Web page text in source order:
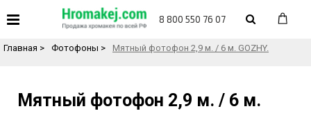
8 800 550 76 07
Назад в каталог товаров
Главная > Фотофоны > Мятный фотофон 2,9 м. / 6 м. GOZHY.
Мятный фотофон 2,9 м. / 6 м.